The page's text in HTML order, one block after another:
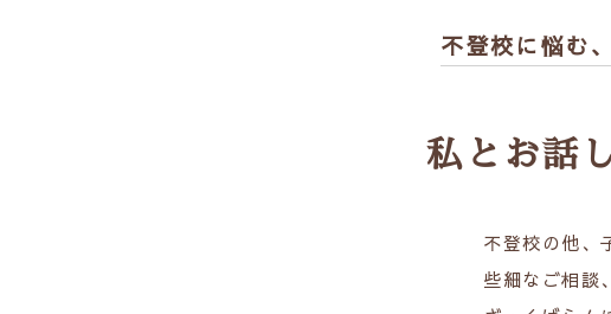
不登校に悩む、
私とお話
不登校の他、
些細なご相談